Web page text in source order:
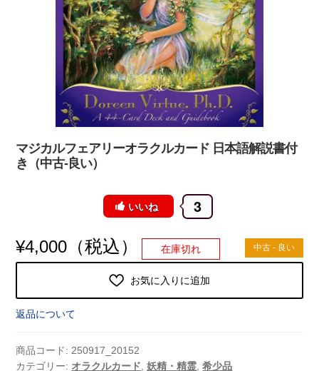
カード関連グッズ
マジカルフェアリーオラクルカード 日本語解説書付
き（中古-良い）
いいね 3
中古 - 良い
¥4,000 （税込） 在庫切れ
お気に入りに追加
返品について
商品コード: 250917_20152
カテゴリー: オラクルカード ,妖精・精霊 ,希少品